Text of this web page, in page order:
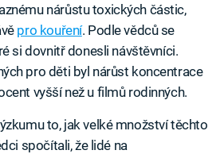
nárůstu toxických částic,
pro kouření. Podle vědců se
si dovnitř donesli návštěvníci.
pro děti byl nárůst koncentrace
vyšší než u filmů rodinných.
to, jak velké množství těchto
spočítali, že lidé na